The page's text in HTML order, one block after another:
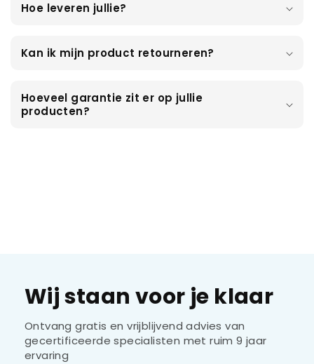
Hoe leveren jullie?
Kan ik mijn product retourneren?
Hoeveel garantie zit er op jullie
producten?
Wij staan voor je klaar
Ontvang gratis en vrijblijvend advies van
gecertificeerde specialisten met ruim 9 jaar
ervaring